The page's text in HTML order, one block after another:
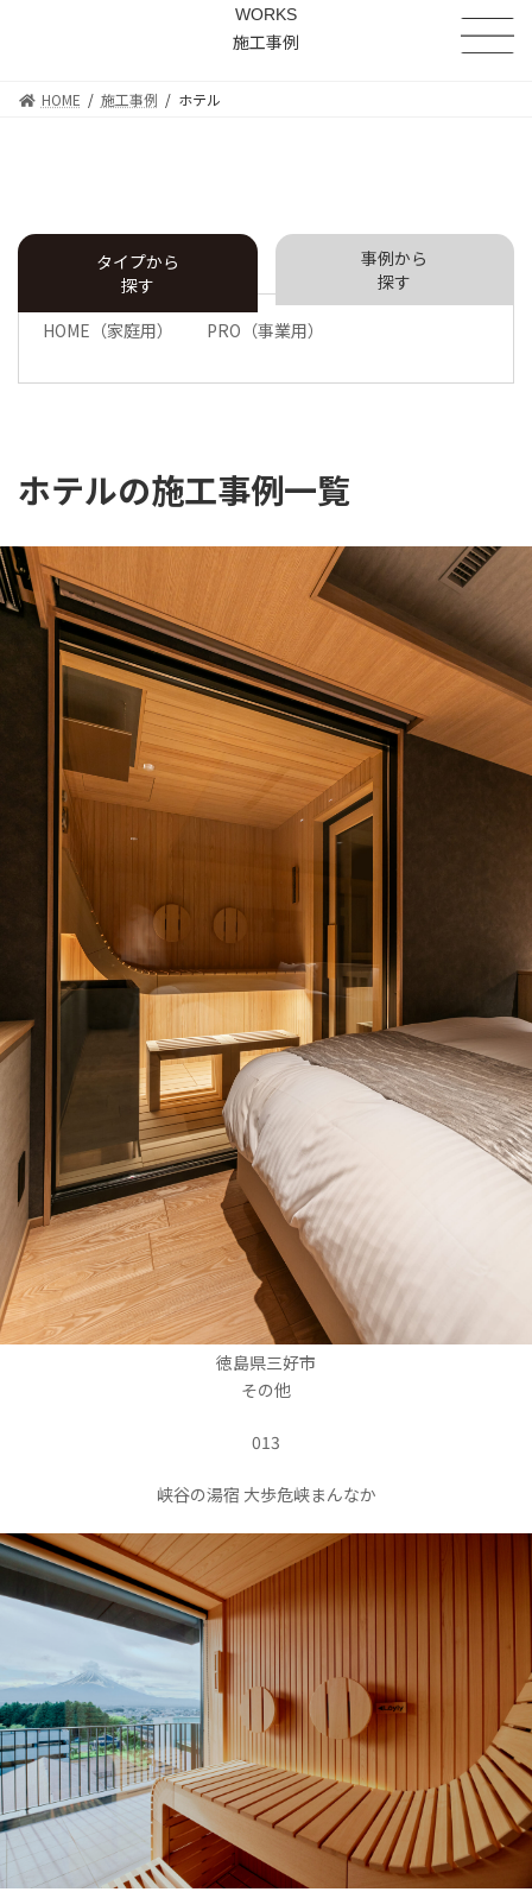
WORKS
施工事例
HOME 施工事例 ホテル
タイプから
探す
事例から
探す
HOME（家庭用） PRO（事業用）
ホテルの施工事例一覧
徳島県三好市
その他
013
峡谷の湯宿 大歩危峡まんなか